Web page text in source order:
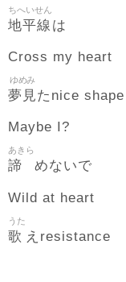
地平線
ちへいせん
は
Cross my heart
夢見
ゆめみ
たnice shape
Maybe I?
諦
あきら
めないで
Wild at heart
歌
うた
えresistance